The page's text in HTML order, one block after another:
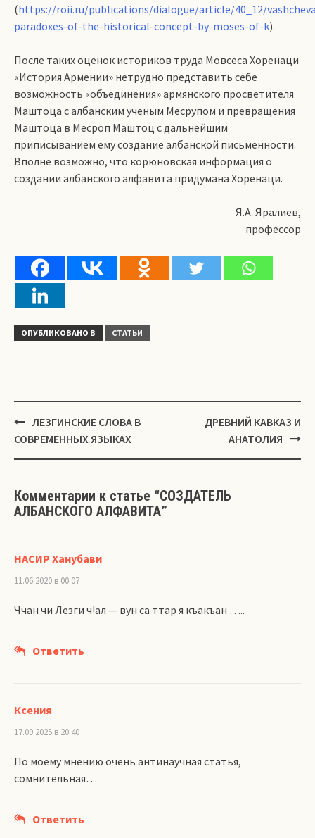
(https://roii.ru/publications/dialogue/article/40_12/
paradoxes-of-the-historical-concept-by-moses-of-k).
После таких оценок историков труда Мовсеса Хоренаци
«История Армении» нетрудно представить себе
возможность «объединения» армянского просветителя
Маштоца с албанским ученым Месрупом и превращения
Маштоца в Месроп Маштоц с дальнейшим
приписыванием ему создание албанской письменности.
Вполне возможно, что корюновская информация о
создании албанского алфавита придумана Хоренаци.
Я.А. Яралиев,
профессор
ОПУБЛИКОВАНО В СТАТЬИ
Навигация
ЛЕЗГИНСКИЕ СЛОВА В
СОВРЕМЕННЫХ ЯЗЫКАХ
ДРЕВНИЙ КАВКАЗ И
АНАТОЛИЯ
Комментарии к статье “СОЗДАТЕЛЬ
АЛБАНСКОГО АЛФАВИТА”
НАСИР Ханубави
11.06.2020 в 00:07
Ччан чи Лезги ч!ал — вун са ттар я къакъан …..
Ответить
Ксения
17.09.2025 в 20:40
По моему мнению очень антинаучная статья,
сомнительная…
Ответить